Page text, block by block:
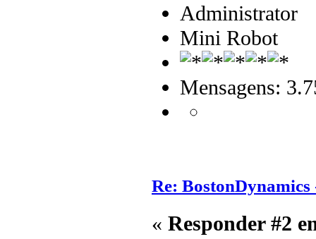
Administrator
Mini Robot
Mensagens:
Re:
« Responder #2